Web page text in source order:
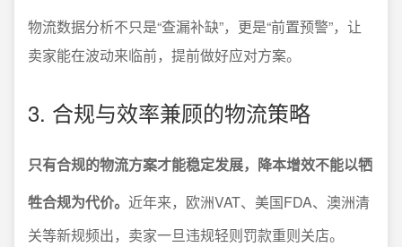
物流数据分析不只是“查漏补缺”，更是“前置预警”，让
卖家能在波动来临前，提前做好应对方案。
3. 合规与效率兼顾的物流策略
只有合规的物流方案才能稳定发展，降本增效不能以牺
牲合规为代价。 近年来，欧洲VAT、美国FDA、澳洲清
关等新规频出，卖家一旦违规轻则罚款重则关店。